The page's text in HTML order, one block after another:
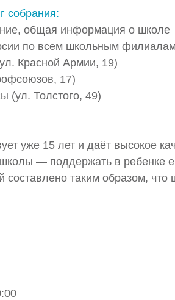
собрания:
общая информация о школе
по всем школьным
Красной Армии, 19)
17)
(ул. Толстого, 49)
уже 15 лет и даёт высокое
— поддержать в ребенке
составлено таким образом,